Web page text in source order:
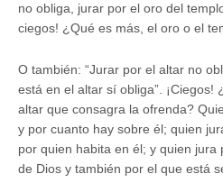
no obliga, jurar por el oro del
ciegos! ¿Qué es más, el oro o el
O también: “Jurar por el altar no
está en el altar sí obliga”. ¡Ciegos!
altar que consagra la ofrenda?
y por cuanto hay sobre él; quien
por quien habita en él; y quien
de Dios y también por el que está